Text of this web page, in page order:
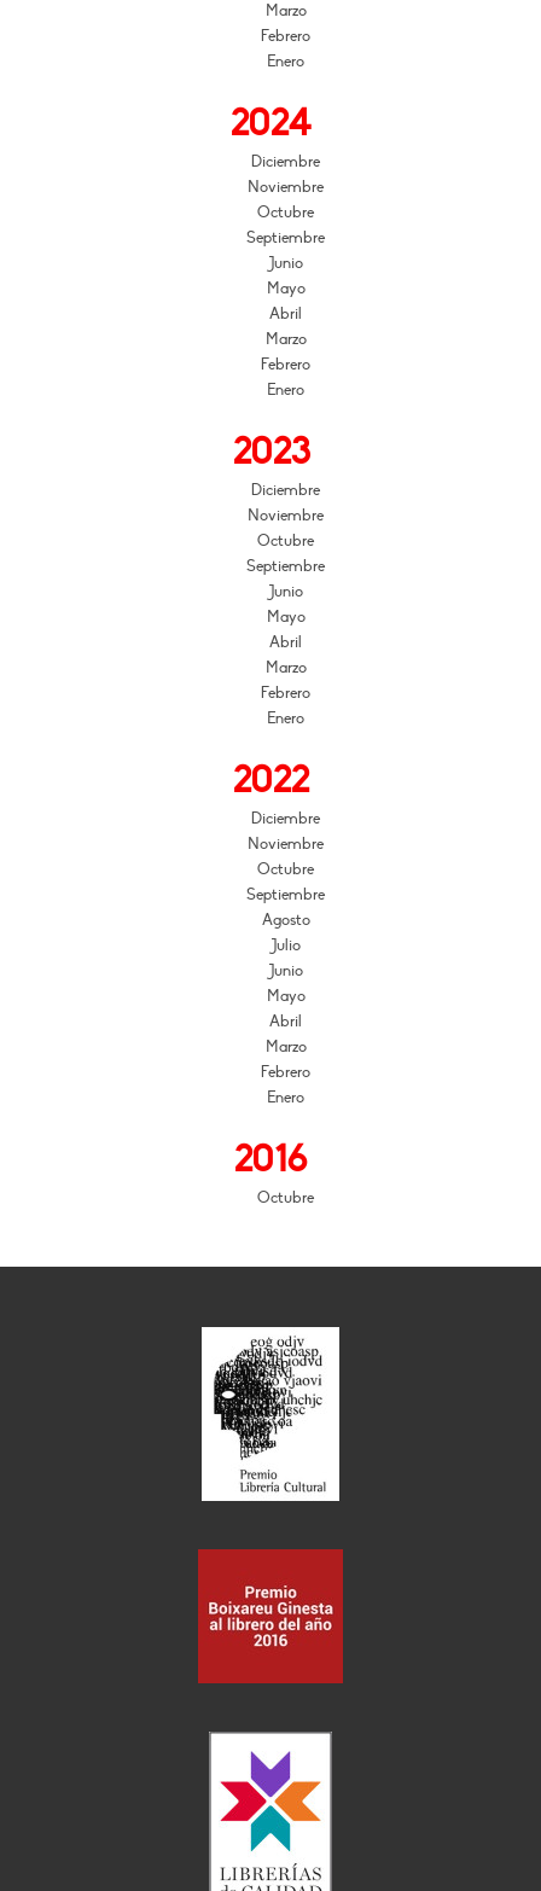
Marzo
Febrero
Enero
2024
Diciembre
Noviembre
Octubre
Septiembre
Junio
Mayo
Abril
Marzo
Febrero
Enero
2023
Diciembre
Noviembre
Octubre
Septiembre
Junio
Mayo
Abril
Marzo
Febrero
Enero
2022
Diciembre
Noviembre
Octubre
Septiembre
Agosto
Julio
Junio
Mayo
Abril
Marzo
Febrero
Enero
2016
Octubre